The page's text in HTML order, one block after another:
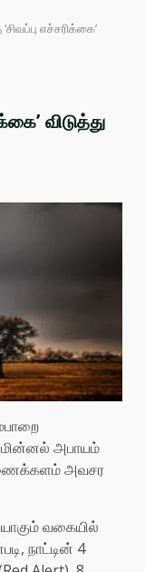
எச்சரிக்கை’
விடுத்து
மின்னல் அபாயம்
அவசர
வகையில்
நாட்டின் 4